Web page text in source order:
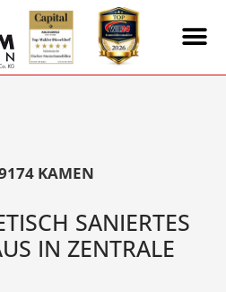
KAMEN
SANIERTES
IN ZENTRALE